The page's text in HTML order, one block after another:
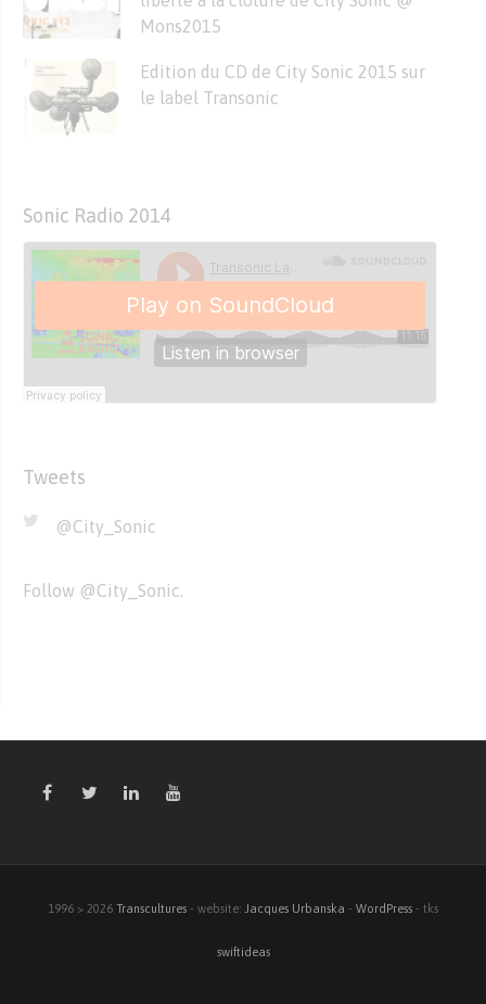
Mons2015
Edition du CD de City Sonic 2015 sur
le label Transonic
Sonic Radio 2014
Tweets
@City_Sonic
Follow @City_Sonic.
1996 > 2026 Transcultures - website: Jacques Urbanska - WordPress - tks
swiftideas